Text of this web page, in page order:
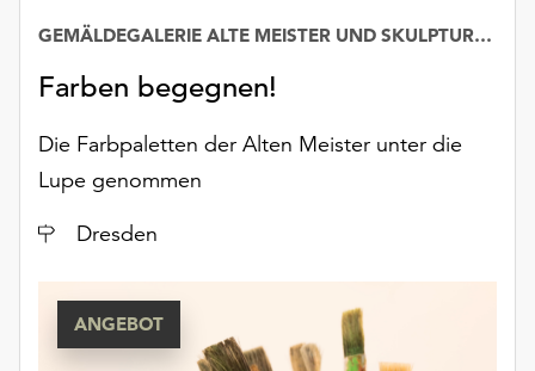
„Auswählen“.
Weitere
finden
Sie
unserer
Datenschutzerklärung
oder
dem
Impressum
Farben begegnen!
GEMÄLDEGALERIE ALTE MEISTER UND SKULPTURENSAMMLUNG BIS 1800
Die Farbpaletten der Alten Meister unter die
Lupe genommen
Ort
Dresden
ANGEBOT